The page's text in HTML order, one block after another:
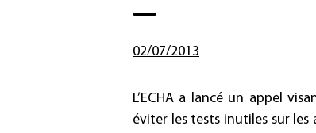
02/07/2013
L’ECHA a lancé un appel
éviter les tests inutiles sur